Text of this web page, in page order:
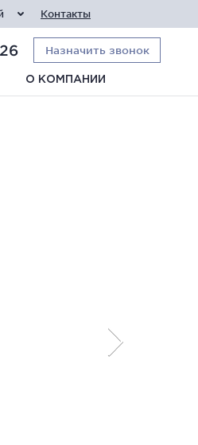
Контакты
Назначить звонок
О КОМПАНИИ